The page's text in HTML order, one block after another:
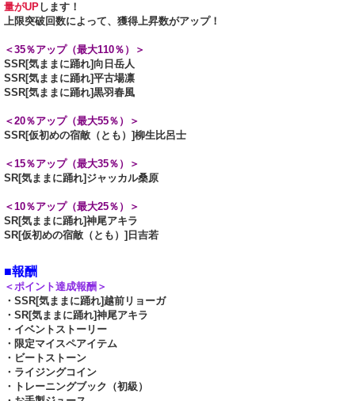
量がUPします！
上限突破回数によって、獲得上昇数がアップ！
＜35％アップ（最大110％）＞
SSR[気ままに踊れ]向日岳人
SSR[気ままに踊れ]平古場凛
SSR[気ままに踊れ]黒羽春風
＜20％アップ（最大55％）＞
SSR[仮初めの宿敵（とも）]柳生比呂士
＜15％アップ（最大35％）＞
SR[気ままに踊れ]ジャッカル桑原
＜10％アップ（最大25％）＞
SR[気ままに踊れ]神尾アキラ
SR[仮初めの宿敵（とも）]日吉若
■報酬
＜ポイント達成報酬＞
・SSR[気ままに踊れ]越前リョーガ
・SR[気ままに踊れ]神尾アキラ
・イベントストーリー
・限定マイスペアイテム
・ビートストーン
・ライジングコイン
・トレーニングブック（初級）